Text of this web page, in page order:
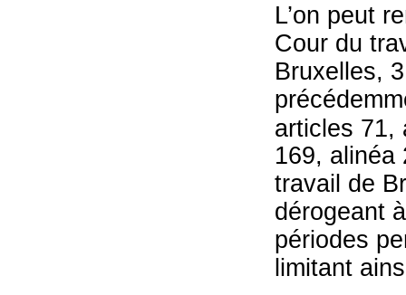
L’on peut
Cour du
Bruxelles,
articles 71,
169, alinéa
travail de
dérogeant
périodes
limitant